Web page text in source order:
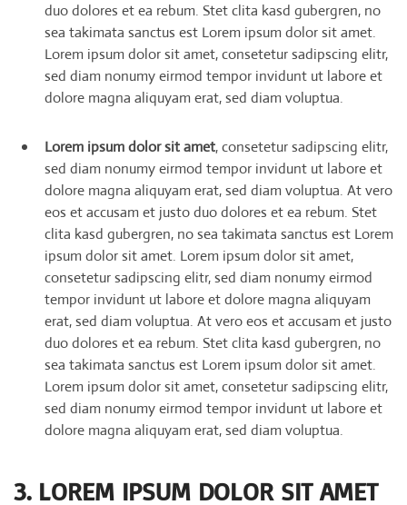
duo dolores et ea rebum. Stet clita kasd gubergren, no
sea takimata sanctus est Lorem ipsum dolor sit amet.
Lorem ipsum dolor sit amet, consetetur sadipscing elitr,
sed diam nonumy eirmod tempor invidunt ut labore et
dolore magna aliquyam erat, sed diam voluptua.
Lorem ipsum dolor sit amet, consetetur sadipscing elitr,
sed diam nonumy eirmod tempor invidunt ut labore et
dolore magna aliquyam erat, sed diam voluptua. At vero
eos et accusam et justo duo dolores et ea rebum. Stet
clita kasd gubergren, no sea takimata sanctus est Lorem
ipsum dolor sit amet. Lorem ipsum dolor sit amet,
consetetur sadipscing elitr, sed diam nonumy eirmod
tempor invidunt ut labore et dolore magna aliquyam
erat, sed diam voluptua. At vero eos et accusam et justo
duo dolores et ea rebum. Stet clita kasd gubergren, no
sea takimata sanctus est Lorem ipsum dolor sit amet.
Lorem ipsum dolor sit amet, consetetur sadipscing elitr,
sed diam nonumy eirmod tempor invidunt ut labore et
dolore magna aliquyam erat, sed diam voluptua.
3. LOREM IPSUM DOLOR SIT AMET